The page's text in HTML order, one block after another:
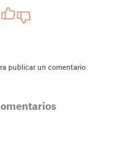
publicar un comentario